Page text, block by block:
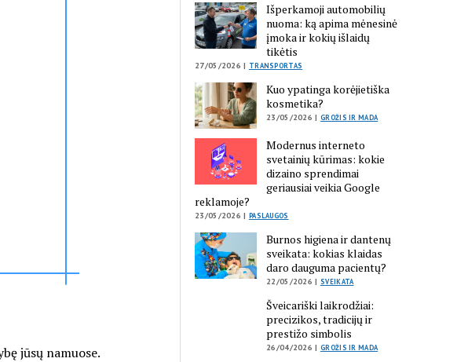
jūsų namuose.
Išperkamoji automobilių
nuoma: ką apima mėnesinė
įmoka ir kokių išlaidų
tikėtis
27/05/2026 | TRANSPORTAS
Kuo ypatinga korėjietiška
kosmetika?
23/05/2026 | GROŽIS IR MADA
Modernus interneto
svetainių kūrimas: kokie
dizaino sprendimai
geriausiai veikia Google
reklamoje?
23/05/2026 | PASLAUGOS
Burnos higiena ir dantenų
sveikata: kokias klaidas
daro dauguma pacientų?
22/05/2026 | SVEIKATA
Šveicariški laikrodžiai:
precizikos, tradicijų ir
prestižo simbolis
26/04/2026 | GROŽIS IR MADA